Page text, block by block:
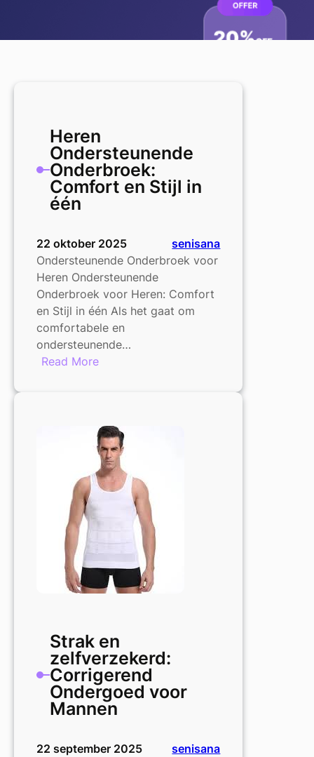
Heren
Ondersteunende
Onderbroek:
Comfort en Stijl in
één
22 oktober 2025
senisana
Ondersteunende Onderbroek voor
Heren Ondersteunende
Onderbroek voor Heren: Comfort
en Stijl in één Als het gaat om
comfortabele en
ondersteunende…
Read More:
Comfort
en
Stijl
in
één
Strak en
zelfverzekerd:
Corrigerend
Ondergoed voor
Mannen
22 september 2025
senisana